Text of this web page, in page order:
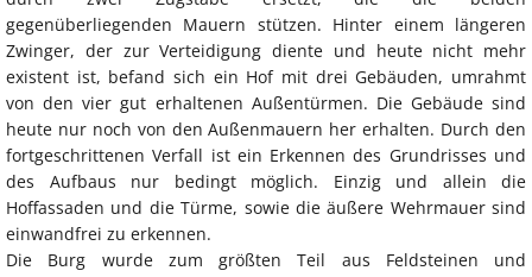
gegenüberliegenden Mauern stützen. Hinter einem längeren
Zwinger, der zur Verteidigung diente und heute nicht mehr
existent ist, befand sich ein Hof mit drei Gebäuden, umrahmt
von den vier gut erhaltenen Außentürmen. Die Gebäude sind
heute nur noch von den Außenmauern her erhalten. Durch den
fortgeschrittenen Verfall ist ein Erkennen des Grundrisses und
des Aufbaus nur bedingt möglich. Einzig und allein die
Hoffassaden und die Türme, sowie die äußere Wehrmauer sind
einwandfrei zu erkennen.
Die Burg wurde zum größten Teil aus Feldsteinen und